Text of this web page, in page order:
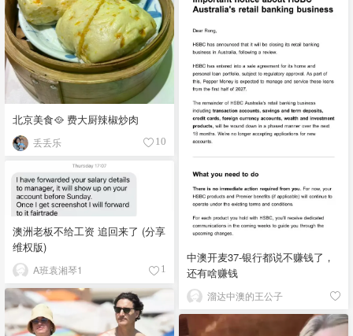
北京美食🥘 费大厨辣椒炒肉
丢丢乐 10
中澳开麦37-银行都说不赚钱了，
还有啥赚钱
溜达中澳的王公子
澳洲老板不给工资 追回来了 (分享
维权版)
A班袁湘琴1 1